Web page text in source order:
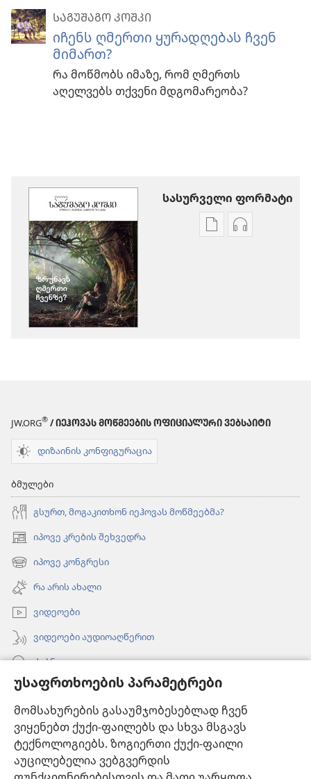
უსაფრთხოების პარამეტრები
მომსახურების გასაუმჯობესებლად ჩვენ
ვიყენებთ ქუქი-ფაილებს და სხვა მსგავს
ტექნოლოგიებს. ზოგიერთი ქუქი-ფაილი
აუცილებელია ვებგვერდის
ᲡᲐᲒᲣᲨᲐᲒᲝ ᲙᲝᲨᲙᲘ
იჩენს ღმერთი ყურადღებას ჩვენ
მიმართ?
რა მოწმობს იმაზე, რომ ღმერთს
აღელვებს თქვენი მდგომარეობა?
სასურველი ფორმატი
პუბლიკაციების
JW.ORG® / ᲘᲔᲰᲝᲕᲐᲡ ᲛᲝᲬᲛᲔᲔᲑᲘᲡ ᲝᲤᲘᲪᲘᲐᲚᲣᲠᲘ ᲕᲔᲑᲡᲐᲘᲢᲘ
დიზაინის კონფიგურაცია
ბმულები
გსურთ, მოგაკითხონ იეჰოვას მოწმეებმა?
იპოვე კრების შეხვედრა
(გაიხსნება
ახალი
ფანჯარა)
იპოვე კონგრესი
(გაიხსნება
ახალი
ფანჯარა)
რა არის ახალი
ვიდეოები
ვიდეოები აუდიოაღწერით
ძებნა
ინფორმაცია ექიმებისთვის
ინფორმაცია ოფიციალური პირებისთვის
დახმარება
შესაწირავები